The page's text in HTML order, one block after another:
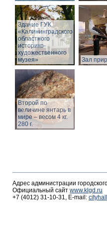
Здание ГУК
«Калининградского
областного
историко-
художественного
музея»
Зал
Второй по
величине янтарь в
мире – весом 4 кг.
280 г.
Адрес администрации
Официальный сайт www.klgd.ru
+7 (4012) 31-10-31, E-mail: